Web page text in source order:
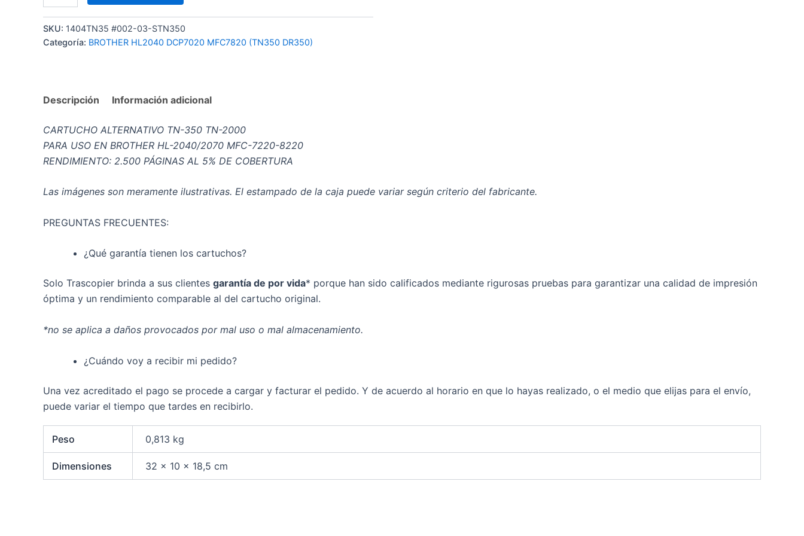
SKU: 1404TN35 #002-03-STN350
Categoría: BROTHER HL2040 DCP7020 MFC7820 (TN350 DR350)
Descripción Información adicional
CARTUCHO ALTERNATIVO TN-350 TN-2000
PARA USO EN BROTHER HL-2040/2070 MFC-7220-8220
RENDIMIENTO: 2.500 PÁGINAS AL 5% DE COBERTURA
Las imágenes son meramente ilustrativas. El estampado de la caja puede variar según criterio del fabricante.
PREGUNTAS FRECUENTES:
¿Qué garantía tienen los cartuchos?
Solo Trascopier brinda a sus clientes garantía de por vida* porque han sido calificados mediante rigurosas pruebas para garantizar una calidad de impresión
óptima y un rendimiento comparable al del cartucho original.
*no se aplica a daños provocados por mal uso o mal almacenamiento.
¿Cuándo voy a recibir mi pedido?
Una vez acreditado el pago se procede a cargar y facturar el pedido. Y de acuerdo al horario en que lo hayas realizado, o el medio que elijas para el envío,
puede variar el tiempo que tardes en recibirlo.
Peso 0,813 kg
Dimensiones 32 × 10 × 18,5 cm